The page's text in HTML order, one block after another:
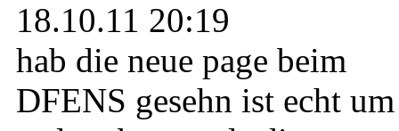
18.10.11 20:19
hab die neue page beim
DFENS gesehn ist echt um